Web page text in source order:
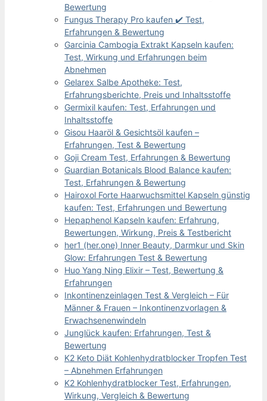
Bewertung
Fungus Therapy Pro kaufen ✔️ Test,
Erfahrungen & Bewertung
Garcinia Cambogia Extrakt Kapseln kaufen:
Test, Wirkung und Erfahrungen beim
Abnehmen
Gelarex Salbe Apotheke: Test,
Erfahrungsberichte, Preis und Inhaltsstoffe
Germixil kaufen: Test, Erfahrungen und
Inhaltsstoffe
Gisou Haaröl & Gesichtsöl kaufen –
Erfahrungen, Test & Bewertung
Goji Cream Test, Erfahrungen & Bewertung
Guardian Botanicals Blood Balance kaufen:
Test, Erfahrungen & Bewertung
Hairoxol Forte Haarwuchsmittel Kapseln günstig
kaufen: Test, Erfahrungen und Bewertung
Hepaphenol Kapseln kaufen: Erfahrung,
Bewertungen, Wirkung, Preis & Testbericht
her1 (her.one) Inner Beauty, Darmkur und Skin
Glow: Erfahrungen Test & Bewertung
Huo Yang Ning Elixir – Test, Bewertung &
Erfahrungen
Inkontinenzeinlagen Test & Vergleich – Für
Männer & Frauen – Inkontinenzvorlagen &
Erwachsenenwindeln
Junglück kaufen: Erfahrungen, Test &
Bewertung
K2 Keto Diät Kohlenhydratblocker Tropfen Test
– Abnehmen Erfahrungen
K2 Kohlenhydratblocker Test, Erfahrungen,
Wirkung, Vergleich & Bewertung